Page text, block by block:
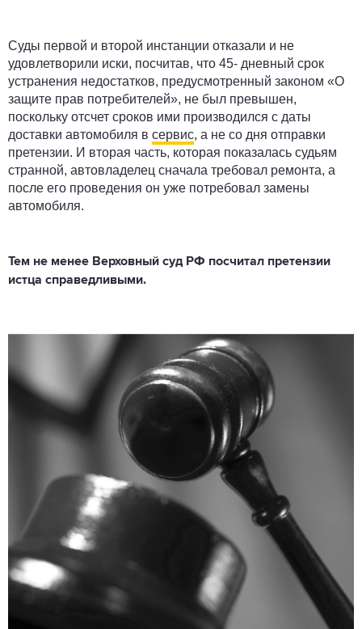
Суды первой и второй инстанции отказали и не
удовлетворили иски, посчитав, что 45- дневный срок
устранения недостатков, предусмотренный законом «О
защите прав потребителей», не был превышен,
поскольку отсчет сроков ими производился с даты
доставки автомобиля в сервис, а не со дня отправки
претензии. И вторая часть, которая показалась судьям
странной, автовладелец сначала требовал ремонта, а
после его проведения он уже потребовал замены
автомобиля.
Тем не менее Верховный суд РФ посчитал претензии
истца справедливыми.